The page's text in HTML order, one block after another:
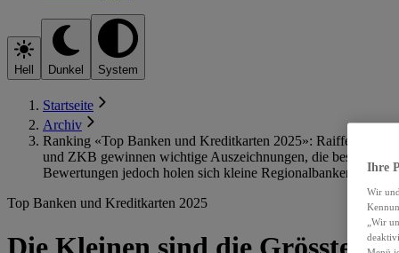
Hell Dunkel System
Startseite
Archiv
Ranking «Top Banken und Kreditkarten 2025»: Raiffeisen
und ZKB gewinnen wichtige Auszeichnungen, die besten
Bewertungen jedoch holen sich kleine Regionalbanken.
Top Banken und Kreditkarten 2025
Ihre
Wir
„Wir